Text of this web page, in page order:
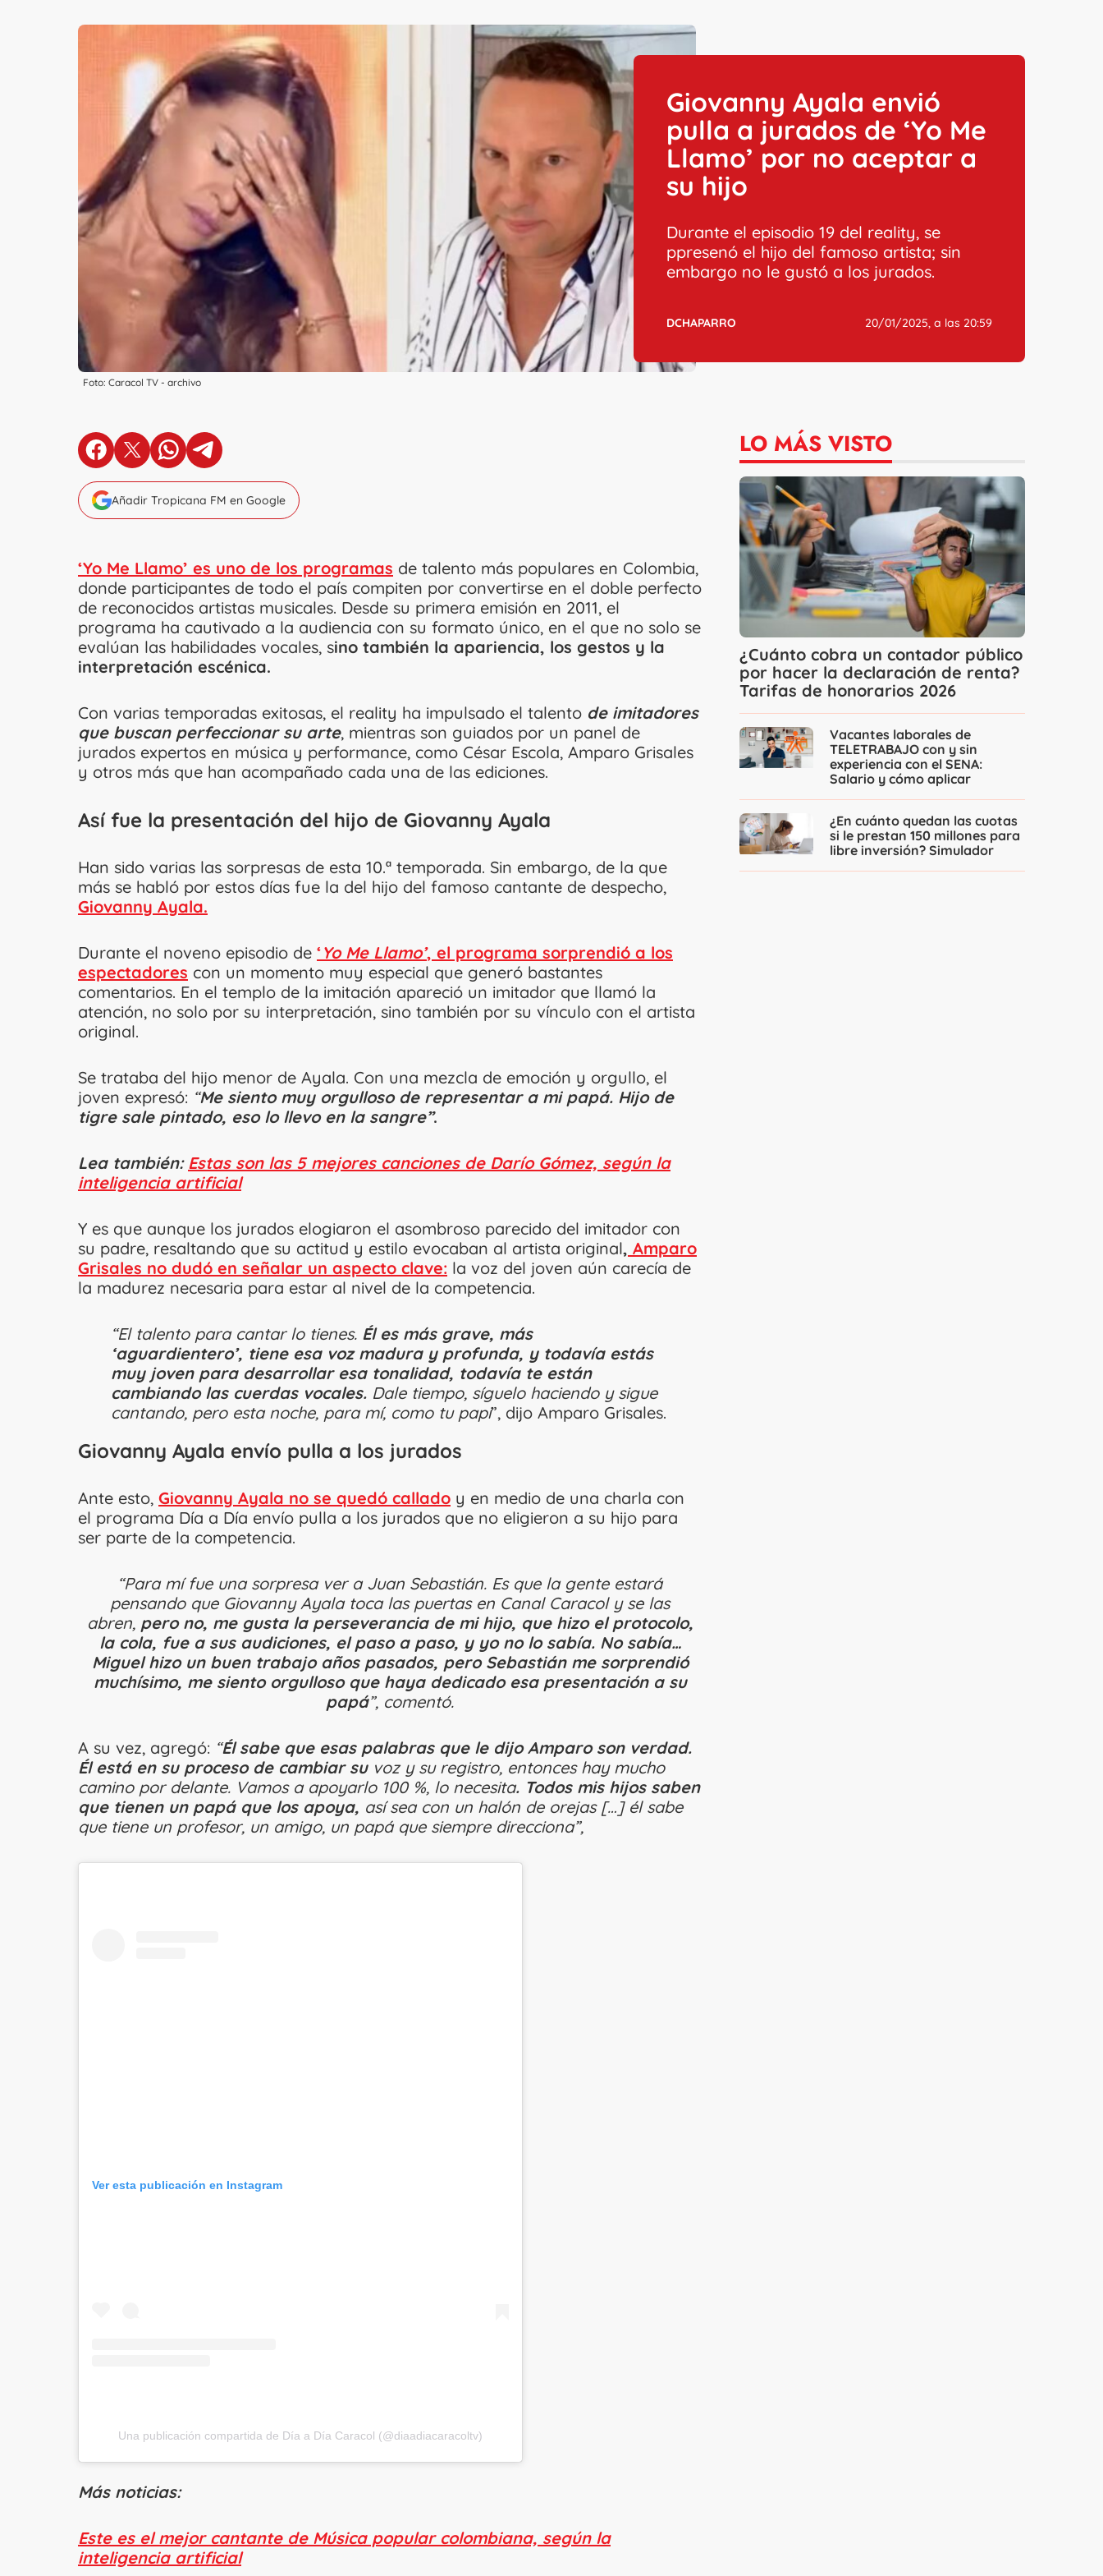
Foto: Caracol TV - archivo
Giovanny Ayala envió
pulla a jurados de ‘Yo Me
Llamo’ por no aceptar a
su hijo
Durante el episodio 19 del reality, se
ppresenó el hijo del famoso artista; sin
embargo no le gustó a los jurados.
DCHAPARRO 20/01/2025, a las 20:59
en Facebook
en X en Whatsapp
en Telegram
Añadir Tropicana FM en Google
‘Yo Me Llamo’ es uno de los programas de talento más populares en Colombia,
donde participantes de todo el país compiten por convertirse en el doble perfecto
de reconocidos artistas musicales. Desde su primera emisión en 2011, el
programa ha cautivado a la audiencia con su formato único, en el que no solo se
evalúan las habilidades vocales, sino también la apariencia, los gestos y la
interpretación escénica.
Con varias temporadas exitosas, el reality ha impulsado el talento de imitadores
que buscan perfeccionar su arte, mientras son guiados por un panel de
jurados expertos en música y performance, como César Escola, Amparo Grisales
y otros más que han acompañado cada una de las ediciones.
Así fue la presentación del hijo de Giovanny Ayala
Han sido varias las sorpresas de esta 10.ª temporada. Sin embargo, de la que
más se habló por estos días fue la del hijo del famoso cantante de despecho,
Giovanny Ayala.
Durante el noveno episodio de ‘Yo Me Llamo’, el programa sorprendió a los
espectadores con un momento muy especial que generó bastantes
comentarios. En el templo de la imitación apareció un imitador que llamó la
atención, no solo por su interpretación, sino también por su vínculo con el artista
original.
Se trataba del hijo menor de Ayala. Con una mezcla de emoción y orgullo, el
joven expresó: “Me siento muy orgulloso de representar a mi papá. Hijo de
tigre sale pintado, eso lo llevo en la sangre”.
Lea también: Estas son las 5 mejores canciones de Darío Gómez, según la
inteligencia artificial
Y es que aunque los jurados elogiaron el asombroso parecido del imitador con
su padre, resaltando que su actitud y estilo evocaban al artista original, Amparo
Grisales no dudó en señalar un aspecto clave: la voz del joven aún carecía de
la madurez necesaria para estar al nivel de la competencia.
“El talento para cantar lo tienes. Él es más grave, más
‘aguardientero’, tiene esa voz madura y profunda, y todavía estás
muy joven para desarrollar esa tonalidad, todavía te están
cambiando las cuerdas vocales. Dale tiempo, síguelo haciendo y sigue
cantando, pero esta noche, para mí, como tu papi”, dijo Amparo Grisales.
Giovanny Ayala envío pulla a los jurados
Ante esto, Giovanny Ayala no se quedó callado y en medio de una charla con
el programa Día a Día envío pulla a los jurados que no eligieron a su hijo para
ser parte de la competencia.
“Para mí fue una sorpresa ver a Juan Sebastián. Es que la gente estará
pensando que Giovanny Ayala toca las puertas en Canal Caracol y se las
abren, pero no, me gusta la perseverancia de mi hijo, que hizo el protocolo,
la cola, fue a sus audiciones, el paso a paso, y yo no lo sabía. No sabía…
Miguel hizo un buen trabajo años pasados, pero Sebastián me sorprendió
muchísimo, me siento orgulloso que haya dedicado esa presentación a su
papá”, comentó.
A su vez, agregó: “Él sabe que esas palabras que le dijo Amparo son verdad.
Él está en su proceso de cambiar su voz y su registro, entonces hay mucho
camino por delante. Vamos a apoyarlo 100 %, lo necesita. Todos mis hijos saben
que tienen un papá que los apoya, así sea con un halón de orejas […] él sabe
que tiene un profesor, un amigo, un papá que siempre direcciona”,
Ver esta publicación en Instagram
Una publicación compartida de Día a Día Caracol (@diaadiacaracoltv)
Más noticias:
Este es el mejor cantante de Música popular colombiana, según la
inteligencia artificial
LO MÁS VISTO
¿Cuánto cobra un contador público
por hacer la declaración de renta?
Tarifas de honorarios 2026
Vacantes laborales de
TELETRABAJO con y sin
experiencia con el SENA:
Salario y cómo aplicar
¿En cuánto quedan las cuotas
si le prestan 150 millones para
libre inversión? Simulador